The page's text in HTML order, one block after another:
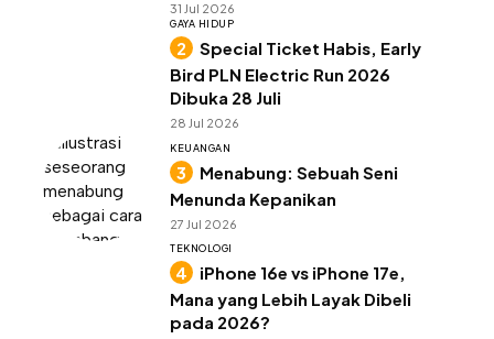
31 Jul 2026
GAYA HIDUP
Special Ticket Habis, Early
Bird PLN Electric Run 2026
Dibuka 28 Juli
28 Jul 2026
KEUANGAN
Menabung: Sebuah Seni
Menunda Kepanikan
27 Jul 2026
TEKNOLOGI
iPhone 16e vs iPhone 17e,
Mana yang Lebih Layak Dibeli
pada 2026?